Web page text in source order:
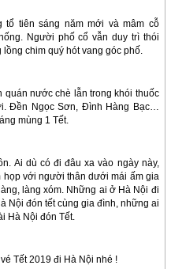
tổ tiên sáng năm mới và mâm cỗ
Người phố cổ vẫn duy trì thói
chim quý hót vang góc phố.
quán nước chè lẫn trong khói thuốc
Đền Ngọc Sơn, Đình Hàng Bạc…
mùng 1 Tết.
Ai dù có đi đâu xa vào ngày này,
với người thân dưới mái ấm gia
làng xóm. Những ai ở Hà Nội đi
Nội đón tết cùng gia đình, những ai
Hà Nội đón Tết.
Tết 2019 đi Hà Nội nhé !